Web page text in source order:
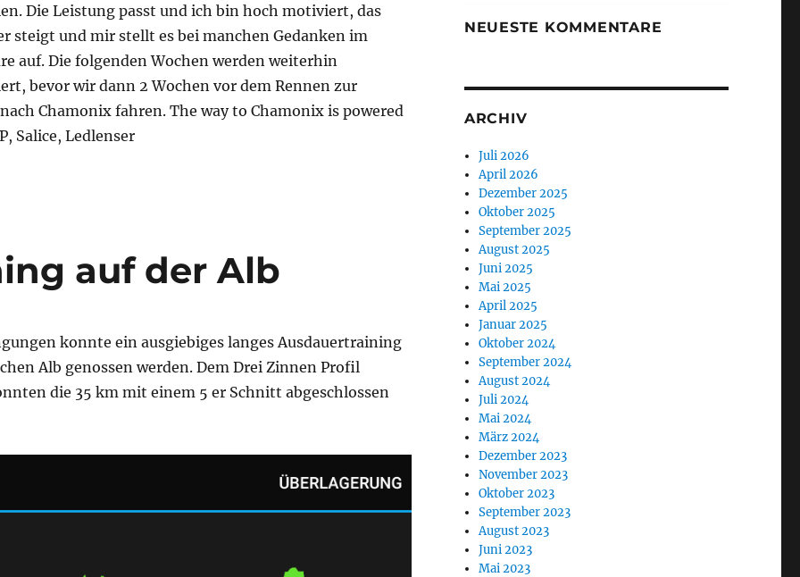
Die Leistung passt und ich bin hoch motiviert, das
steigt und mir stellt es bei manchen Gedanken im
auf. Die folgenden Wochen werden weiterhin
bevor wir dann 2 Wochen vor dem Rennen zur
Chamonix fahren. The way to Chamonix is powered
Salice, Ledlenser
auf der Alb
konnte ein ausgiebiges langes Ausdauertraining
Alb genossen werden. Dem Drei Zinnen Profil
die 35 km mit einem 5 er Schnitt abgeschlossen
NEUESTE KOMMENTARE
ARCHIV
Juli 2026
April 2026
Dezember 2025
Oktober 2025
September 2025
August 2025
Juni 2025
Mai 2025
April 2025
Januar 2025
Oktober 2024
September 2024
August 2024
Juli 2024
Mai 2024
März 2024
Dezember 2023
November 2023
Oktober 2023
September 2023
August 2023
Juni 2023
Mai 2023